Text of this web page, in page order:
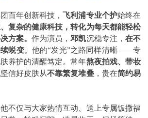
年创新科技，飞利浦专业个护始终在
复杂的健康科技，转化为每天都能轻松
方案。 作为演员，邓凯沉稳专注， 在不
蜕变。他的“发光”之路同样清晰——专
养护的清醒笃定。常年熬夜拍戏、带妆
坚信好皮肤从不靠繁复堆叠，贵在简约易
仅与大家热情互动、送上专属饭撒福